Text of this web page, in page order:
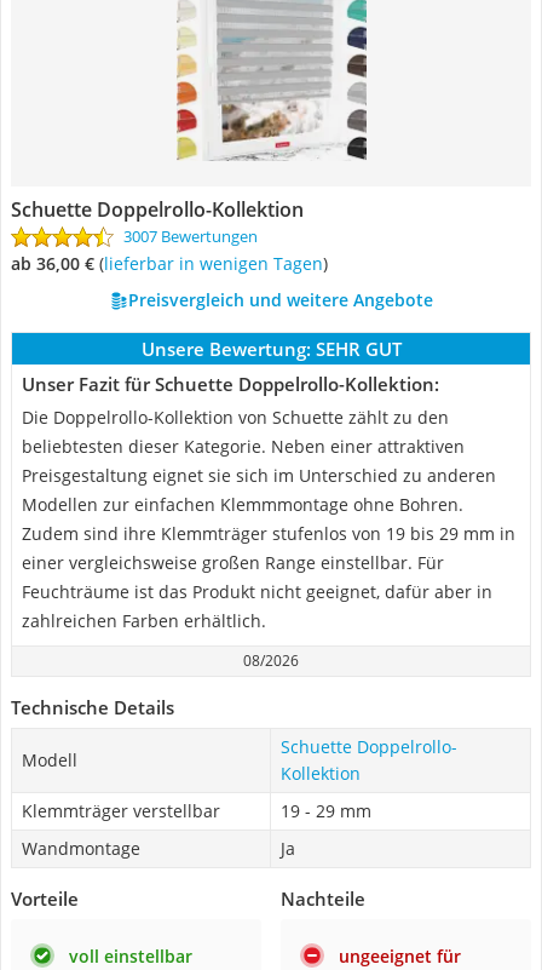
Schuette Doppelrollo-Kollektion
3007 Bewertungen
ab 36,00 € ( Lieferbar in wenigen Tagen)
Preisvergleich und weitere Angebote
Unsere Bewertung: SEHR GUT
Unser Fazit für Schuette Doppelrollo-Kollektion:
Die Doppelrollo-Kollektion von Schuette zählt zu den
beliebtesten dieser Kategorie. Neben einer attraktiven
Preisgestaltung eignet sie sich im Unterschied zu anderen
Modellen zur einfachen Klemmmontage ohne Bohren.
Zudem sind ihre Klemmträger stufenlos von 19 bis 29 mm in
einer vergleichsweise großen Range einstellbar. Für
Feuchträume ist das Produkt nicht geeignet, dafür aber in
zahlreichen Farben erhältlich.
08/2026
Technische Details
Modell
Schuette Doppelrollo-
Kollektion
Klemmträger verstellbar
19 - 29 mm
Wandmontage
Ja
Vorteile
voll einstellbar
Nachteile
ungeeignet für